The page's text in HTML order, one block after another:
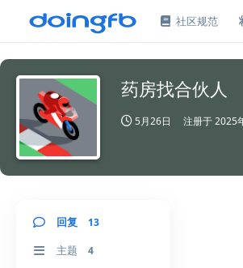
社区规范
药房找合伙人
5月26日 注册于2025
回复 13
主题 4